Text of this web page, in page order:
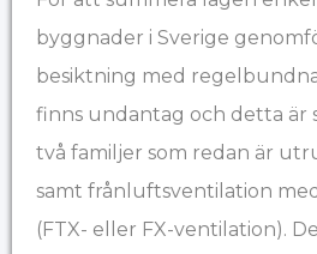
byggnader i Sverige
besiktning med
finns undantag och detta är
två familjer som redan är
samt frånluftsventilation
(FTX- eller FX-ventilation).